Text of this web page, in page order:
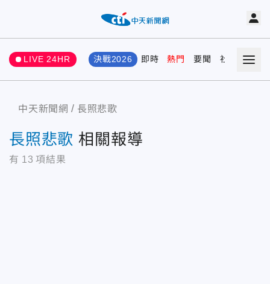
LIVE 24HR 決戰2026 即時 熱門 要聞 社會 娛樂
中天新聞網 長照悲歌
長照悲歌 相關報導
有 13 項結果